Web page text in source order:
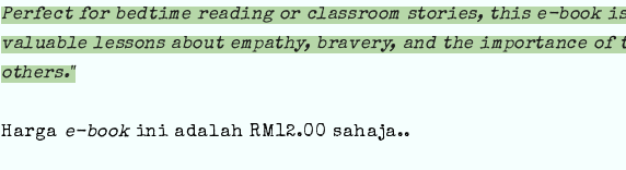
Perfect for bedtime reading or classroom stories, this e-
valuable lessons about empathy, bravery, and the importance
others."
Harga e-book ini adalah RM12.00 sahaja..